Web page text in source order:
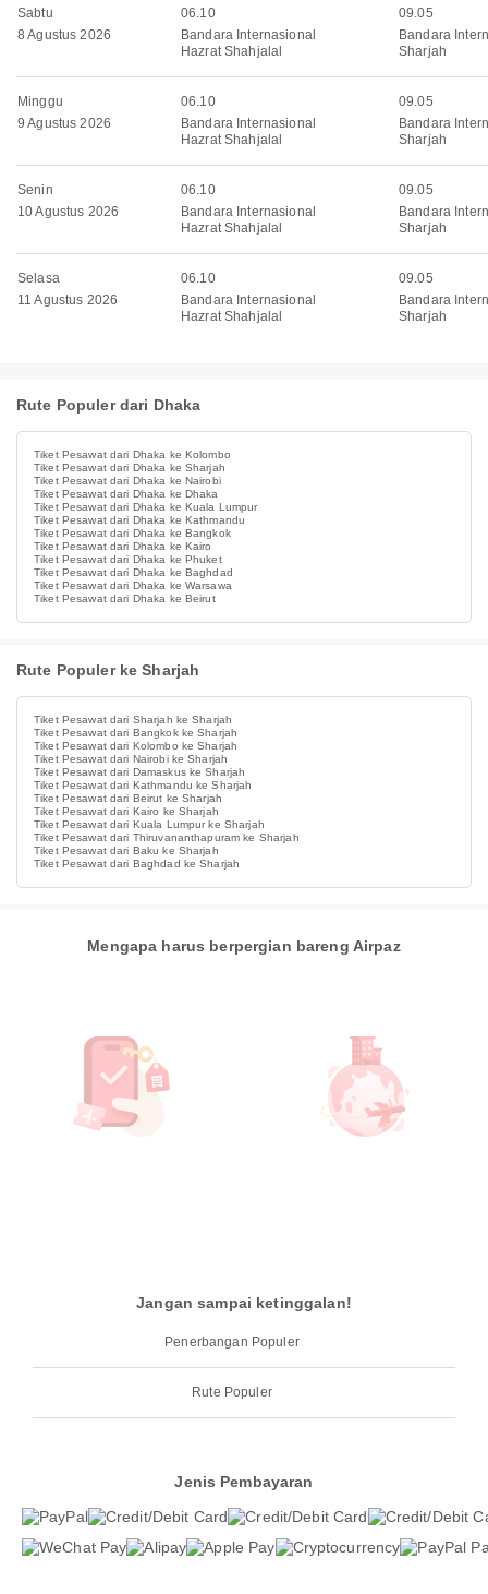
Sabtu
8 Agustus 2026
06.10
Bandara Internasional
Hazrat Shahjalal
09.05
Bandara
Sharjah
Minggu
9 Agustus 2026
06.10
Bandara Internasional
Hazrat Shahjalal
09.05
Bandara
Sharjah
Senin
10 Agustus 2026
06.10
Bandara Internasional
Hazrat Shahjalal
09.05
Bandara
Sharjah
Selasa
11 Agustus 2026
06.10
Bandara Internasional
Hazrat Shahjalal
09.05
Bandara
Sharjah
Rute Populer dari Dhaka
Tiket Pesawat dari Dhaka ke Kolombo
Tiket Pesawat dari Dhaka ke Sharjah
Tiket Pesawat dari Dhaka ke Nairobi
Tiket Pesawat dari Dhaka ke Dhaka
Tiket Pesawat dari Dhaka ke Kuala Lumpur
Tiket Pesawat dari Dhaka ke Kathmandu
Tiket Pesawat dari Dhaka ke Bangkok
Tiket Pesawat dari Dhaka ke Kairo
Tiket Pesawat dari Dhaka ke Phuket
Tiket Pesawat dari Dhaka ke Baghdad
Tiket Pesawat dari Dhaka ke Warsawa
Tiket Pesawat dari Dhaka ke Beirut
Rute Populer ke Sharjah
Tiket Pesawat dari Sharjah ke Sharjah
Tiket Pesawat dari Bangkok ke Sharjah
Tiket Pesawat dari Kolombo ke Sharjah
Tiket Pesawat dari Nairobi ke Sharjah
Tiket Pesawat dari Damaskus ke Sharjah
Tiket Pesawat dari Kathmandu ke Sharjah
Tiket Pesawat dari Beirut ke Sharjah
Tiket Pesawat dari Kairo ke Sharjah
Tiket Pesawat dari Kuala Lumpur ke Sharjah
Tiket Pesawat dari Thiruvananthapuram ke Sharjah
Tiket Pesawat dari Baku ke Sharjah
Tiket Pesawat dari Baghdad ke Sharjah
Mengapa harus berpergian bareng Airpaz
Jangan sampai ketinggalan!
Penerbangan Populer
Rute Populer
Jenis Pembayaran